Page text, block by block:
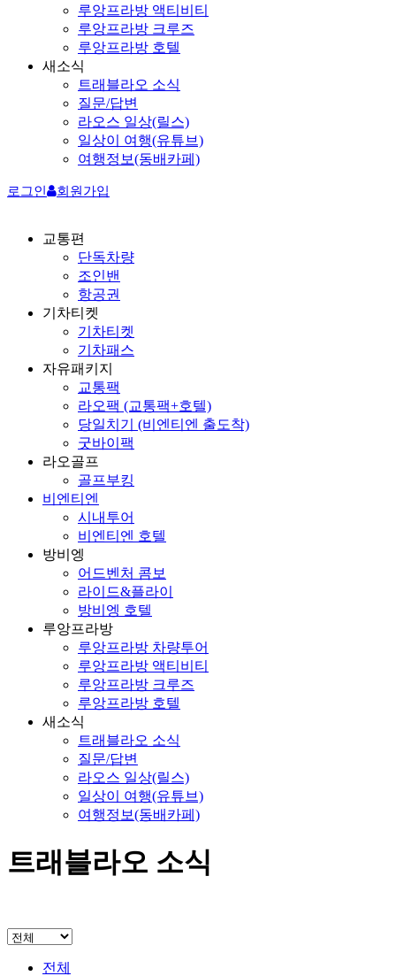
루앙프라방 액티비티
루앙프라방 크루즈
루앙프라방 호텔
새소식
트래블라오 소식
질문/답변
라오스 일상(릴스)
일상이 여행(유튜브)
여행정보(동배카페)
로그인 회원가입
교통편
단독차량
조인밴
항공권
기차티켓
기차티켓
기차패스
자유패키지
교통팩
라오팩 (교통팩+호텔)
당일치기 (비엔티엔 출도착)
굿바이팩
라오골프
골프부킹
비엔티엔
시내투어
비엔티엔 호텔
방비엥
어드벤처 콤보
라이드&플라이
방비엥 호텔
루앙프라방
루앙프라방 차량투어
루앙프라방 액티비티
루앙프라방 크루즈
루앙프라방 호텔
새소식
트래블라오 소식
질문/답변
라오스 일상(릴스)
일상이 여행(유튜브)
여행정보(동배카페)
트래블라오 소식
전체